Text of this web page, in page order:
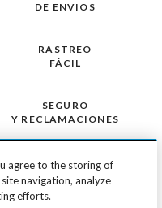
DE ENVIOS
RASTREO
FÁCIL
SEGURO
Y RECLAMACIONES
BoatsHeavy Equipment
agree to the storing of
navigation, analyze
efforts.